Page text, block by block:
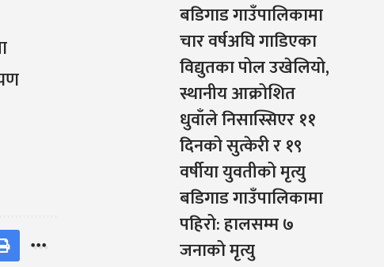
बडिगाड गाउँपालिकामा
चार वर्षअघि गाडिएका
विद्युतका पोल उखेलियो,
स्थानीय आक्रोशित
धुवाँले निसास्सिएर ११
दिनको सुत्केरी र १९
वर्षीया युवतीको मृत्यु
बडिगाड गाउँपालिकामा
पहिरो: हालसम्म ७
जनाको मृत्यु